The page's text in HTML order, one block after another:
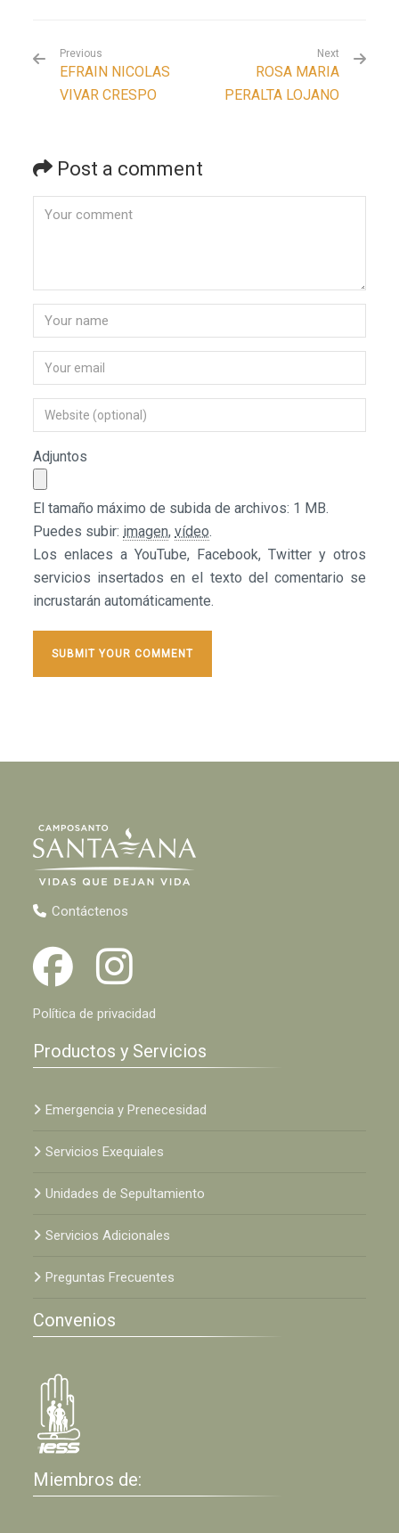
Previous
EFRAIN NICOLAS
VIVAR CRESPO
Next
ROSA MARIA
PERALTA LOJANO
Post a comment
Adjuntos
El tamaño máximo de subida de archivos: 1 MB.
Puedes subir: imagen,vídeo.
Los enlaces a YouTube, Facebook, Twitter y otros
servicios insertados en el texto del comentario se
incrustarán automáticamente.
Contáctenos
Política de privacidad
Productos y Servicios
Emergencia y Prenecesidad
Servicios Exequiales
Unidades de Sepultamiento
Servicios Adicionales
Preguntas Frecuentes
Convenios
Miembros de: